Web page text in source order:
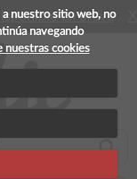
nuestro sitio web, no
navegando
nuestras cookies
en breve
search